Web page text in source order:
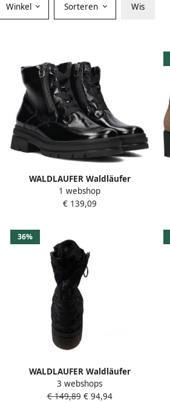
Winkel Sorteren Wis
WALDLAUFER Waldläufer
Veterboots Dames Lak H Rits
Booty Maat: 37 5 Materiaal:
1 webshop
€ 139,09
36%
WALDLAUFER Waldläufer
Enkelboots Dames K Zoe Maat: 37
5 Materiaal: Textiel Kleur: Zwart
3 webshops
€ 149,89€ 94,94